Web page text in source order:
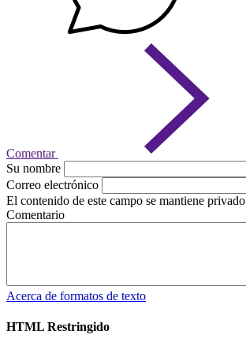
Comentar
Su nombre
Correo electrónico
El contenido de este campo se mantiene
Comentario
Acerca de formatos de texto
HTML Restringido